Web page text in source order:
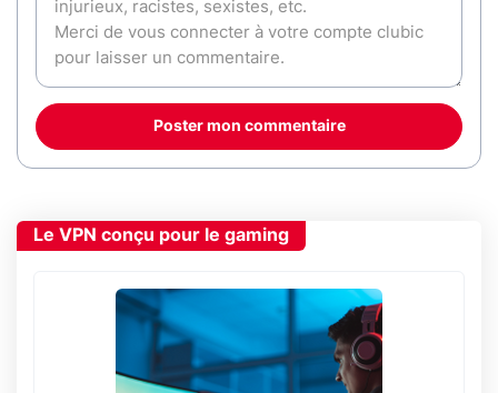
Poster mon commentaire
Le VPN conçu pour le gaming